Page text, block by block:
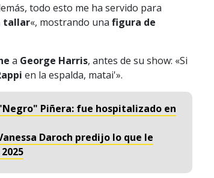
todo esto me ha servido para
tallar«, mostrando una figura de
a George Harris, antes de su show: «Si
en la espalda, matai'».
Piñera: fue hospitalizado en
Daroch predijo lo que le